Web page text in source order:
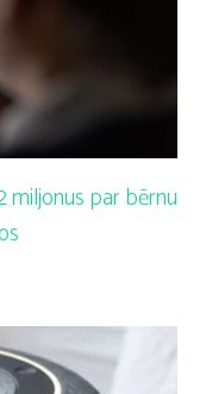
miljonus par bērnu